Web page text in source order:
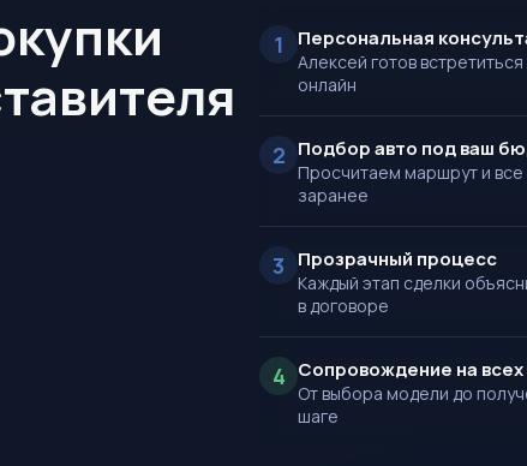
1 Персональная
Алексей готов
онлайн
2 Подбор авто под ваш
Просчитаем маршрут и все
заранее
3 Прозрачный процесс
Каждый этап сделки
в договоре
4 Сопровождение на всех
От выбора модели до
шаге